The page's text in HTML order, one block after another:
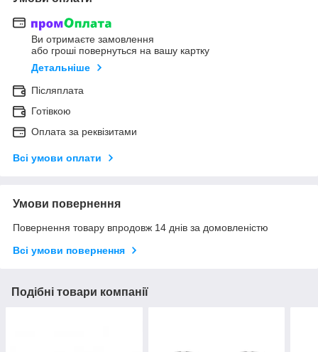
Ви отримаєте замовлення
або гроші повернуться на вашу картку
Детальніше
Післяплата
Готівкою
Оплата за реквізитами
Всі умови оплати
Умови повернення
Повернення товару впродовж 14 днів за домовленістю
Всі умови повернення
Подібні товари компанії